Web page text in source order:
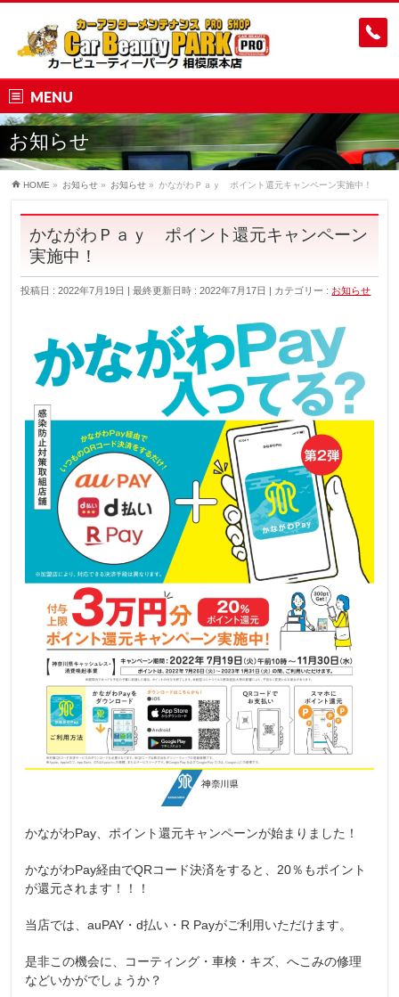
MENU
お知らせ
HOME » お知らせ » お知らせ » かながわＰａｙ ポイント還元キャンペーン実施中！
かながわＰａｙ ポイント還元キャンペーン
実施中！
投稿日 : 2022年7月19日 最終更新日時 : 2022年7月17日 カテゴリー : お知らせ
かながわPay、ポイント還元キャンペーンが始まりました！
かながわPay経由でQRコード決済をすると、20％もポイント
が還元されます！！！
当店では、auPAY・d払い・R Payがご利用いただけます。
是非この機会に、コーティング・車検・キズ、へこみの修理
などいかがでしょうか？